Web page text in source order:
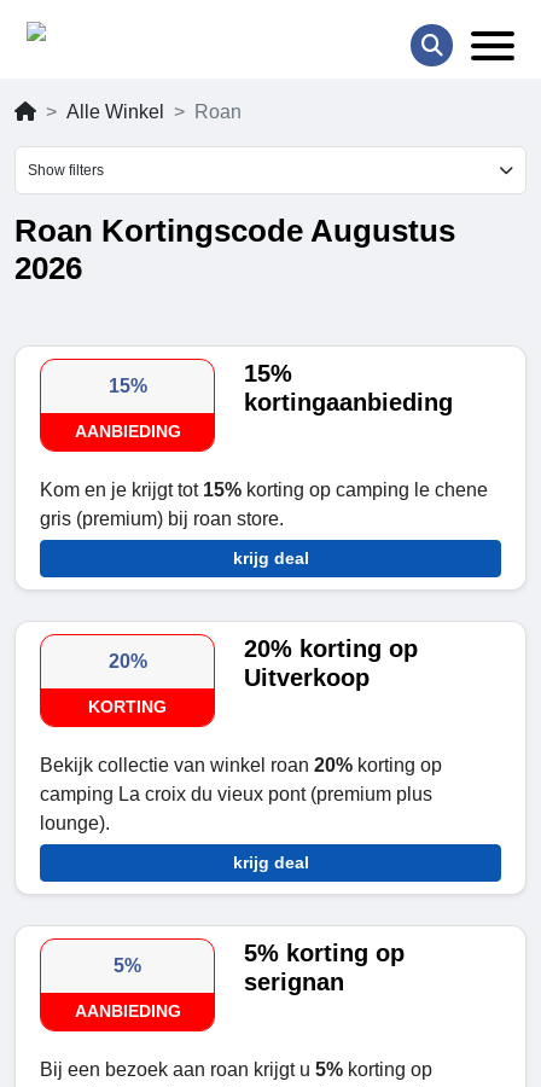
Alle Winkel Roan
Show filters
Roan Kortingscode Augustus
2026
15%
AANBIEDING
15%
kortingaanbieding
Kom en je krijgt tot15% korting op camping le chene
gris (premium) bij roan store.
krijg deal
20%
KORTING
20% korting op
Uitverkoop
Bekijk collectie van winkel roan 20% korting op
camping La croix du vieux pont (premium plus
lounge).
krijg deal
5%
AANBIEDING
5% korting op
serignan
Bij een bezoek aan roan krijgt u 5% korting op